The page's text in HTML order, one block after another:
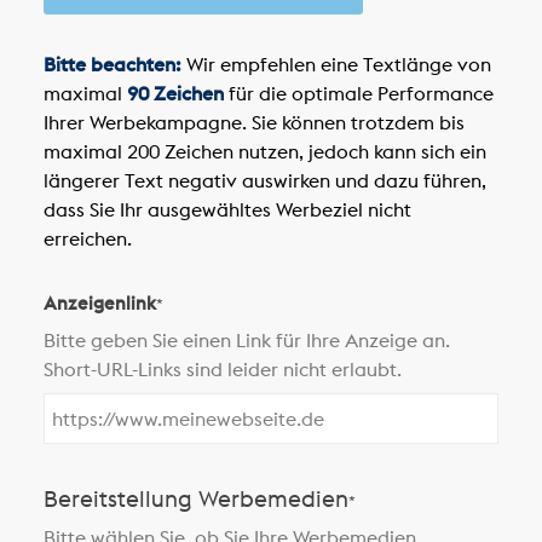
Bitte beachten:Wir empfehlen eine Textlänge von
maximal 90 Zeichenfür die optimale Performance
Ihrer Werbekampagne. Sie können trotzdem bis
maximal 200 Zeichen nutzen, jedoch kann sich ein
längerer Text negativ auswirken und dazu führen,
dass Sie Ihr ausgewähltes Werbeziel nicht
erreichen.
Anzeigenlink*
Bitte geben Sie einen Link für Ihre Anzeige an.
Short-URL-Links sind leider nicht erlaubt.
Bereitstellung Werbemedien*
Bitte wählen Sie, ob Sie Ihre Werbemedien